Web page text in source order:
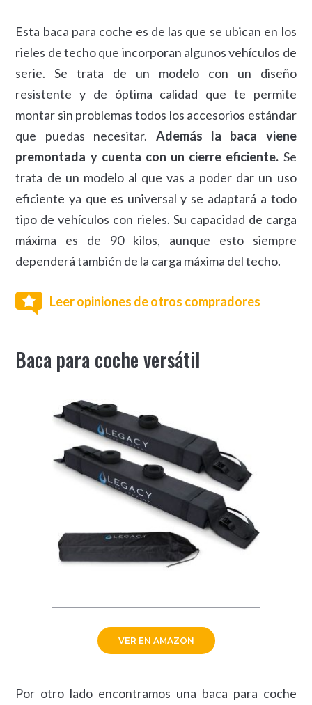
Esta baca para coche es de las que se ubican en los
rieles de techo que incorporan algunos vehículos de
serie. Se trata de un modelo con un diseño
resistente y de óptima calidad que te permite
montar sin problemas todos los accesorios estándar
que puedas necesitar. Además la baca viene
premontada y cuenta con un cierre eficiente. Se
trata de un modelo al que vas a poder dar un uso
eficiente ya que es universal y se adaptará a todo
tipo de vehículos con rieles. Su capacidad de carga
máxima es de 90 kilos, aunque esto siempre
dependerá también de la carga máxima del techo.
Leer opiniones de otros compradores
Baca para coche versátil
VER EN AMAZON
Por otro lado encontramos una baca para coche